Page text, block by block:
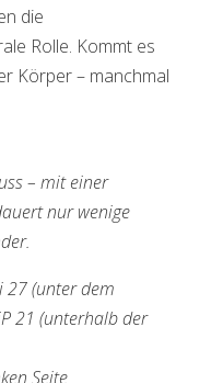
die
Rolle. Kommt es
Körper – manchmal
– mit einer
nur wenige
27 (unter dem
21 (unterhalb der
Seite